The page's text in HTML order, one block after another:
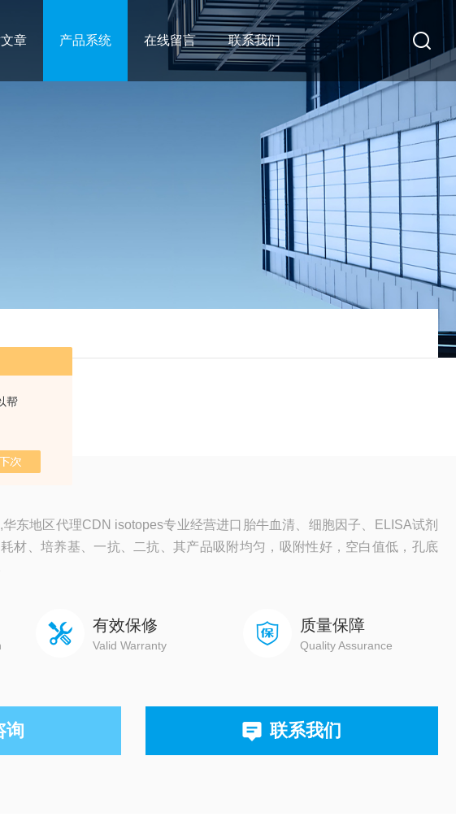
帮
章 产品系统 在线留言 联系我们
东地区代理CDN isotopes专业经营进口胎牛血清、细胞因子、ELISA试剂
材、培养基、一抗、二抗、其产品吸附均匀，吸附性好，空白值低，孔底
有效保修
Valid Warranty
质量保障
Quality Assurance
询 联系我们